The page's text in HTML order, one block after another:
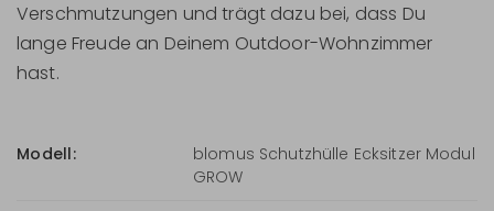
Verschmutzungen und trägt dazu bei, dass Du
lange Freude an Deinem Outdoor-Wohnzimmer
hast.
Modell:
blomus Schutzhülle Ecksitzer Modul
GROW